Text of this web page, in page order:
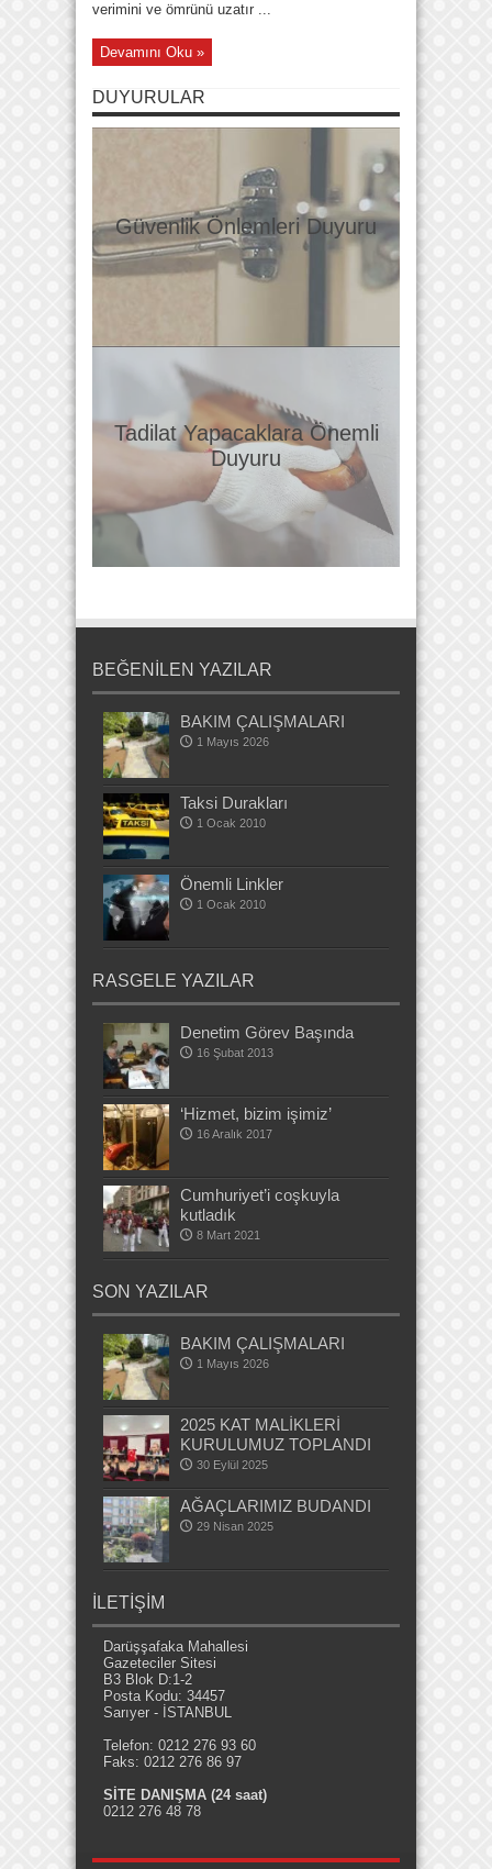
verimini ve ömrünü uzatır ...
Devamını Oku »
DUYURULAR
Güvenlik Önlemleri Duyuru
Tadilat Yapacaklara Önemli
Duyuru
BEĞENİLEN YAZILAR
BAKIM ÇALIŞMALARI
1 Mayıs 2026
Taksi Durakları
1 Ocak 2010
Önemli Linkler
1 Ocak 2010
RASGELE YAZILAR
Denetim Görev Başında
16 Şubat 2013
‘Hizmet, bizim işimiz’
16 Aralık 2017
Cumhuriyet’i coşkuyla
kutladık
8 Mart 2021
SON YAZILAR
BAKIM ÇALIŞMALARI
1 Mayıs 2026
2025 KAT MALİKLERİ
KURULUMUZ TOPLANDI
30 Eylül 2025
AĞAÇLARIMIZ BUDANDI
29 Nisan 2025
İLETİŞİM
Darüşşafaka Mahallesi
Gazeteciler Sitesi
B3 Blok D:1-2
Posta Kodu: 34457
Sarıyer - İSTANBUL
Telefon: 0212 276 93 60
Faks: 0212 276 86 97
SİTE DANIŞMA (24 saat)
0212 276 48 78